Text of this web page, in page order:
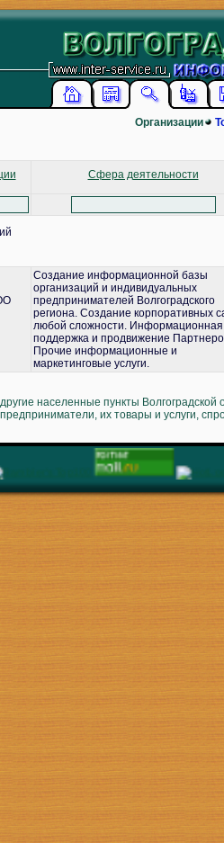
Организации
Сфера деятельности
Создание информационной базы
организаций и индивидуальных
предпринимателей Волгоградского
региона. Создание корпоративных
любой сложности. Информационная
поддержка и продвижение
Прочие информационные и
маркетинговые услуги.
населенные пункты Волгоградской
их товары и услуги,